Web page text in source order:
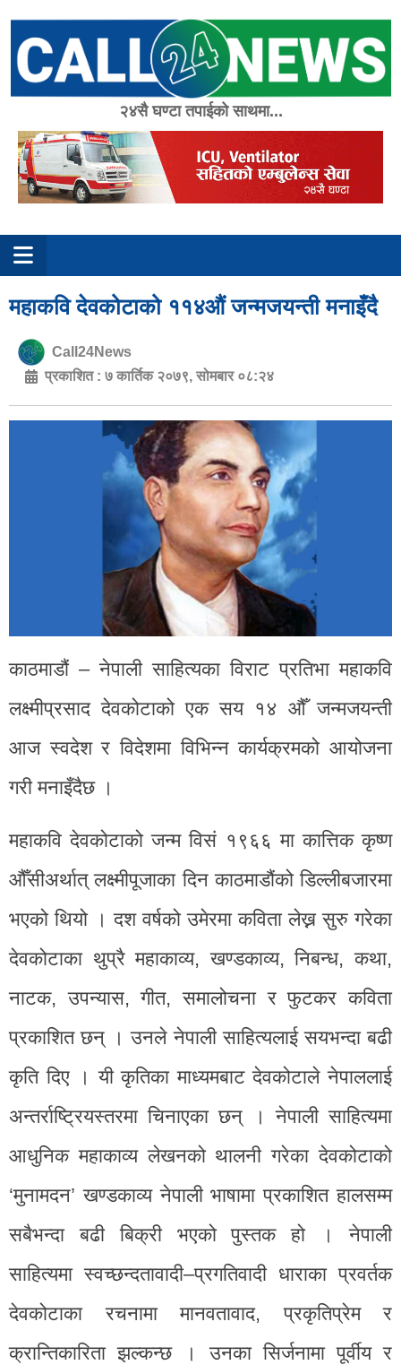
content
२४सै घण्टा तपाईको साथमा...
महाकवि देवकोटाको ११४औं जन्मजयन्ती मनाइँदै
Call24News
प्रकाशित : ७ कार्तिक २०७९, सोमबार ०८:२४
काठमाडौं – नेपाली साहित्यका विराट प्रतिभा महाकवि
लक्ष्मीप्रसाद देवकोटाको एक सय १४ औँ जन्मजयन्ती
आज स्वदेश र विदेशमा विभिन्न कार्यक्रमको आयोजना
गरी मनाइँदैछ ।
महाकवि देवकोटाको जन्म विसं १९६६ मा कात्तिक कृष्ण
औँसीअर्थात् लक्ष्मीपूजाका दिन काठमाडौंको डिल्लीबजारमा
भएको थियो । दश वर्षको उमेरमा कविता लेख्न सुरु गरेका
देवकोटाका थुप्रै महाकाव्य, खण्डकाव्य, निबन्ध, कथा,
नाटक, उपन्यास, गीत, समालोचना र फुटकर कविता
प्रकाशित छन् । उनले नेपाली साहित्यलाई सयभन्दा बढी
कृति दिए । यी कृतिका माध्यमबाट देवकोटाले नेपाललाई
अन्तर्राष्ट्रियस्तरमा चिनाएका छन् । नेपाली साहित्यमा
आधुनिक महाकाव्य लेखनको थालनी गरेका देवकोटाको
‘मुनामदन’ खण्डकाव्य नेपाली भाषामा प्रकाशित हालसम्म
सबैभन्दा बढी बिक्री भएको पुस्तक हो । नेपाली
साहित्यमा स्वच्छन्दतावादी–प्रगतिवादी धाराका प्रवर्तक
देवकोटाका रचनामा मानवतावाद, प्रकृतिप्रेम र
क्रान्तिकारिता झल्कन्छ । उनका सिर्जनामा पूर्वीय र